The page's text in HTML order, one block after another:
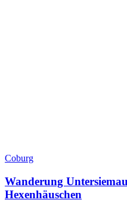
Coburg
Wanderung
Hexenhäuschen